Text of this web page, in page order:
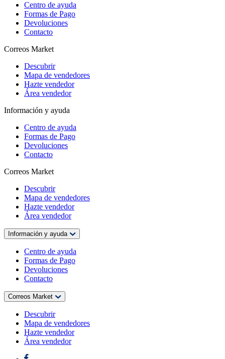
Centro de ayuda
Formas de Pago
Devoluciones
Contacto
Correos Market
Descubrir
Mapa de vendedores
Hazte vendedor
Área vendedor
Información y ayuda
Centro de ayuda
Formas de Pago
Devoluciones
Contacto
Correos Market
Descubrir
Mapa de vendedores
Hazte vendedor
Área vendedor
Información y ayuda
Centro de ayuda
Formas de Pago
Devoluciones
Contacto
Correos Market
Descubrir
Mapa de vendedores
Hazte vendedor
Área vendedor